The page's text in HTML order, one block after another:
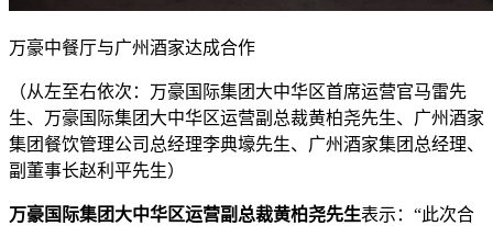
万豪中餐厅与广州酒家达成合作
（从左至右依次：万豪国际集团大中华区首席运营官马雷先
生、万豪国际集团大中华区运营副总裁黄柏尧先生、广州酒家
集团餐饮管理公司总经理李典壕先生、广州酒家集团总经理、
副董事长赵利平先生）
万豪国际集团大中华区运营副总裁黄柏尧先生表示：“此次合